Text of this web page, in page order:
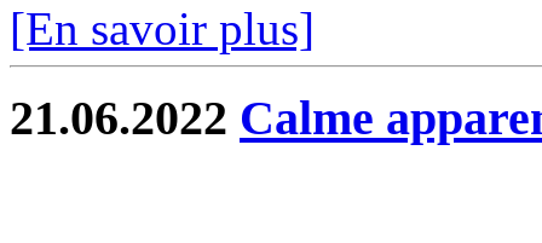
[En savoir plus]
21.06.2022 Calme